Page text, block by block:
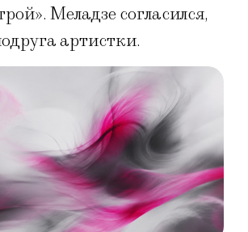
Меладзе согласился,
артистки.